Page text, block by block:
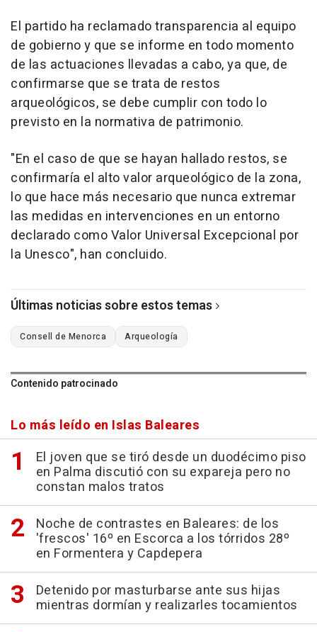
El partido ha reclamado transparencia al equipo
de gobierno y que se informe en todo momento
de las actuaciones llevadas a cabo, ya que, de
confirmarse que se trata de restos
arqueológicos, se debe cumplir con todo lo
previsto en la normativa de patrimonio.
"En el caso de que se hayan hallado restos, se
confirmaría el alto valor arqueológico de la zona,
lo que hace más necesario que nunca extremar
las medidas en intervenciones en un entorno
declarado como Valor Universal Excepcional por
la Unesco", han concluido.
Últimas noticias sobre estos temas
Consell de Menorca Arqueología
Contenido patrocinado
Lo más leído en Islas Baleares
El joven que se tiró desde un duodécimo piso
en Palma discutió con su expareja pero no
constan malos tratos
Noche de contrastes en Baleares: de los
'frescos' 16º en Escorca a los tórridos 28º
en Formentera y Capdepera
Detenido por masturbarse ante sus hijas
mientras dormían y realizarles tocamientos